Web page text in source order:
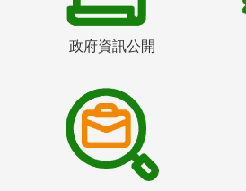
政府資訊公開